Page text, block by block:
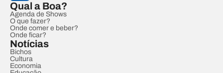
Qual a Boa?
Agenda de Shows
O que fazer?
Onde comer e beber?
Onde ficar?
Notícias
Bichos
Cultura
Economia